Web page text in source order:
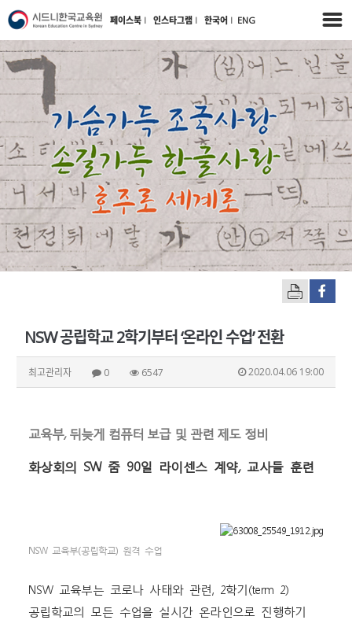
페이스북 l 인스타그램 l 한국어 l ENG
NSW 공립학교 2학기부터 ‘온라인 수업’ 전환
최고관리자 0 6547 2020.04.06 19:00
교육부, 뒤늦게 컴퓨터 보급 및 관련 제도 정비
화상회의 SW 줌 90일 라이센스 계약, 교사들 훈련
NSW 교육부(공립학교) 원격 수업
NSW 교육부는 코로나 사태와 관련, 2학기(term 2)
공립학교의 모든 수업을 실시간 온라인으로 진행하기